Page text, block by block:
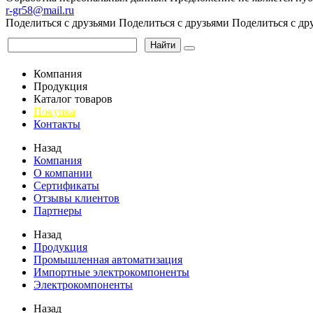
r-gr58@mail.ru
Поделиться с друзьями Поделиться с друзьями Поделиться с
Найти
Компания
Продукция
Каталог товаров
Покупка
Контакты
Назад
Компания
О компании
Сертификаты
Отзывы клиентов
Партнеры
Назад
Продукция
Промышленная автоматизация
Импортные электрокомпоненты
Электрокомпоненты
Назад